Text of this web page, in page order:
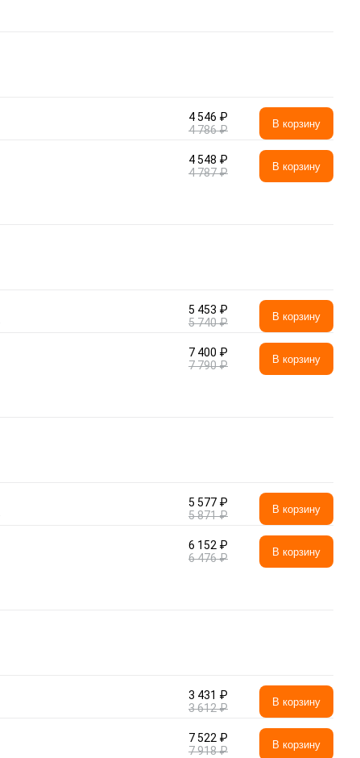
4 546 ₽
4 786 ₽
В корзину
4 548 ₽
4 787 ₽
В корзину
5 453 ₽
5 740 ₽
В корзину
7 400 ₽
7 790 ₽
В корзину
5 577 ₽
5 871 ₽
В корзину
6 152 ₽
6 476 ₽
В корзину
3 431 ₽
3 612 ₽
В корзину
7 522 ₽
7 918 ₽
В корзину